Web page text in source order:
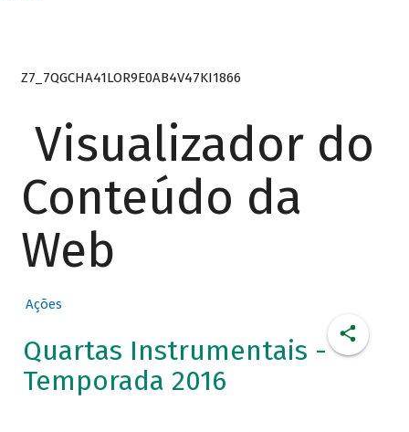
Z7_7QGCHA41LOR9E0AB4V47KI1866
Visualizador do
Conteúdo da
Web
Ações
Quartas Instrumentais -
Temporada 2016